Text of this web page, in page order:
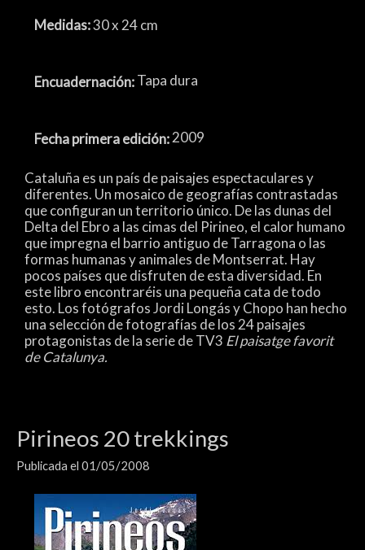
Medidas:30 x 24 cm
Encuadernación:Tapa dura
Fecha primera edición:2009
Cataluña es un país de paisajes espectaculares y
diferentes. Un mosaico de geografías contrastadas
que configuran un territorio único. De las dunas del
Delta del Ebro a las cimas del Pirineo, el calor humano
que impregna el barrio antiguo de Tarragona o las
formas humanas y animales de Montserrat. Hay
pocos países que disfruten de esta diversidad. En
este libro encontraréis una pequeña cata de todo
esto. Los fotógrafos Jordi Longás y Chopo han hecho
una selección de fotografías de los 24 paisajes
protagonistas de la serie de TV3 El paisatge favorit
de Catalunya.
Pirineos 20 trekkings
Publicada el 01/05/2008